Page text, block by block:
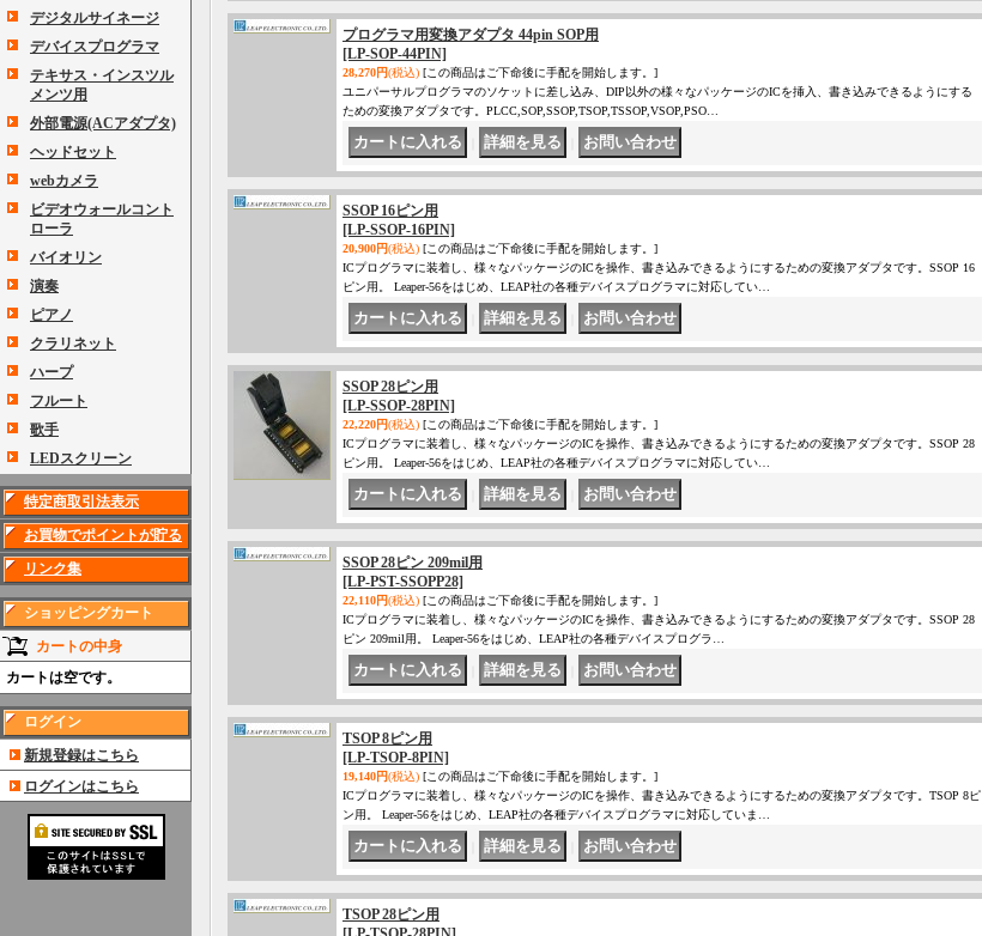
デジタルサイネージ
デバイスプログラマ
テキサス・インスツル
メンツ用
外部電源(ACアダプタ)
ヘッドセット
webカメラ
ビデオウォールコント
ローラ
バイオリン
演奏
ピアノ
クラリネット
ハープ
フルート
歌手
LEDスクリーン
特定商取引法表示
お買物でポイントが貯る
リンク集
ショッピングカート
カートの中身
カートは空です。
ログイン
新規登録はこちら
ログインはこちら
プログラマ用変換アダプタ 44pin SOP用
[LP-SOP-44PIN]
28,270円(税込) [この商品はご下命後に手配を開始します。]
ユニパーサルプログラマのソケットに差し込み、DIP以外の様々なパッケージのICを挿入、書き込みできるようにする
ための変換アダプタです。PLCC,SOP,SSOP,TSOP,TSSOP,VSOP,PSO…
SSOP 16ピン用
[LP-SSOP-16PIN]
20,900円(税込) [この商品はご下命後に手配を開始します。]
ICプログラマに装着し、様々なパッケージのICを操作、書き込みできるようにするための変換アダプタです。SSOP 16
ピン用。 Leaper-56をはじめ、LEAP社の各種デバイスプログラマに対応してい…
SSOP 28ピン用
[LP-SSOP-28PIN]
22,220円(税込) [この商品はご下命後に手配を開始します。]
ICプログラマに装着し、様々なパッケージのICを操作、書き込みできるようにするための変換アダプタです。SSOP 28
ピン用。 Leaper-56をはじめ、LEAP社の各種デバイスプログラマに対応してい…
SSOP 28ピン 209mil用
[LP-PST-SSOPP28]
22,110円(税込) [この商品はご下命後に手配を開始します。]
ICプログラマに装着し、様々なパッケージのICを操作、書き込みできるようにするための変換アダプタです。SSOP 28
ピン 209mil用。 Leaper-56をはじめ、LEAP社の各種デバイスプログラ…
TSOP 8ピン用
[LP-TSOP-8PIN]
19,140円(税込) [この商品はご下命後に手配を開始します。]
ICプログラマに装着し、様々なパッケージのICを操作、書き込みできるようにするための変換アダプタです。TSOP 8ピ
ン用。 Leaper-56をはじめ、LEAP社の各種デバイスプログラマに対応していま…
TSOP 28ピン用